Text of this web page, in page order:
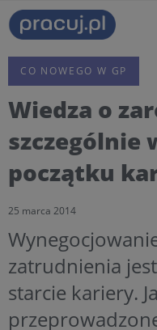
CO NOWEGO W GP
Wiedza o
szczególnie
początku
25 marca 2014
zatrudnienia
starcie kariery.